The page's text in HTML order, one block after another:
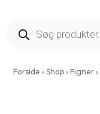
Forside ›Shop ›Figner ›